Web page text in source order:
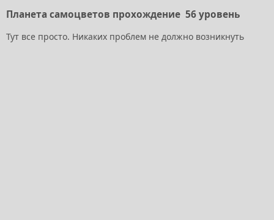
Планета самоцветов прохождение 56 уровень
Тут все просто. Никаких проблем не должно возникнуть